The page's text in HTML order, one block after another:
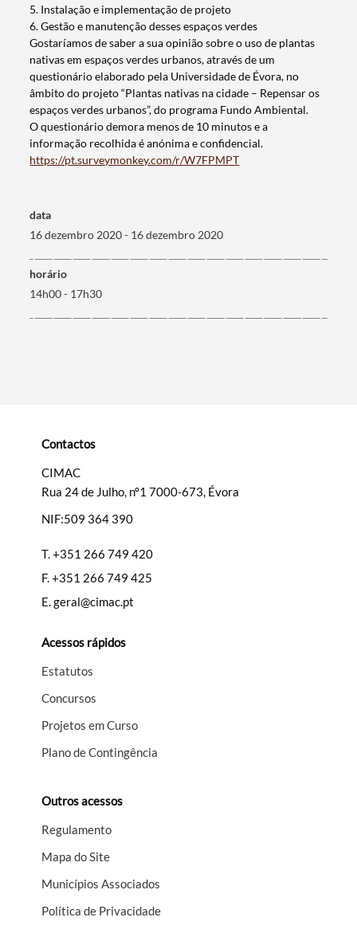
Termo de Pesquisa
Categorias gerais
Filtros
5. Instalação e implementação de projeto
6. Gestão e manutenção desses espaços verdes
Gostaríamos de saber a sua opinião sobre o uso de plantas
nativas em espaços verdes urbanos, através de um
questionário elaborado pela Universidade de Évora, no
âmbito do projeto “Plantas nativas na cidade – Repensar os
espaços verdes urbanos”, do programa Fundo Ambiental.
O questionário demora menos de 10 minutos e a
informação recolhida é anónima e confidencial.
https://pt.surveymonkey.com/r/W7FPMPT
data
16 dezembro 2020 - 16 dezembro 2020
horário
14h00 - 17h30
Contactos
CIMAC
Rua 24 de Julho, nº1 7000-673, Évora
NIF:509 364 390
T.+351 266 749 420
F.+351 266 749 425
E.geral@cimac.pt
Acessos rápidos
Estatutos
Concursos
Projetos em Curso
Plano de Contingência
Outros acessos
Regulamento
Mapa do Site
Municípios Associados
Política de Privacidade